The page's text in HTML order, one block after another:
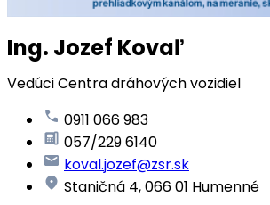
Ing. Jozef Kovaľ
Vedúci Centra dráhových vozidiel
0911 066 983
057/229 6140
koval.jozef@zsr.sk
Staničná 4, 066 01 Humenné